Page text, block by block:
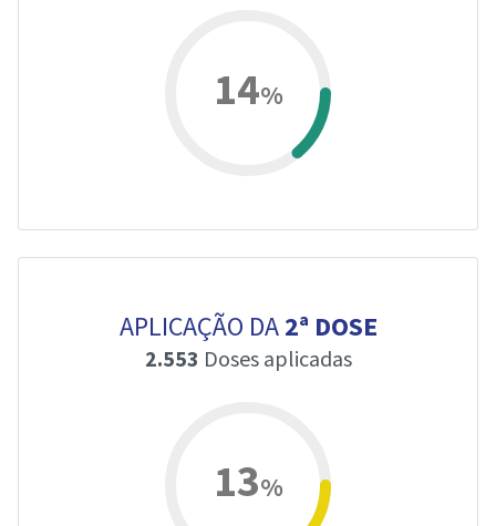
14%
APLICAÇÃO DA2ª DOSE
2.553 Doses aplicadas
13%